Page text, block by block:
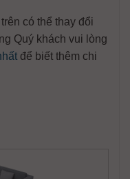
có thể thay đổi
Quý khách vui lòng
để biết thêm chi